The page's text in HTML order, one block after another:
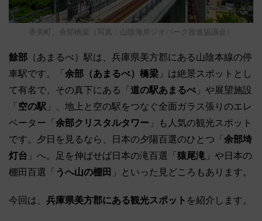
香美町、余部橋梁（写真：山陰海岸ジオパーク推進協議会）
餘部 （あまるべ）駅は、兵庫県美方郡にある山陰本線の停
車駅です。「 余部（あまるべ）橋梁 」は絶景スポットとし
て有名で、その真下にある「 道の駅あまるべ 」や展望施設
「 空の駅 」、地上と空の駅をつなぐ全面ガラス張りのエレ
ベーター「 余部クリスタルタワー 」も人気の観光スポット
です。夕日を見るなら、日本の夕陽百選のひとつ「 余部埼
灯台 」へ。足を伸ばせば日本の滝百選「 猿尾滝 」や日本の
棚田百選「 うへ山の棚田 」といった見どころもあります。
今回は、 兵庫県美方郡にある観光スポット を紹介します。